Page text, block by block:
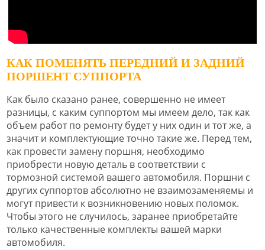
КАК ПОМЕНЯТЬ ПЕРЕДНИЙ И ЗАДНИЙ
ПОРШЕНТ СУППОРТА
Как было сказано ранее, совершенно не имеет
разницы, с каким суппортом мы имеем дело, так как
объем работ по ремонту будет у них один и тот же, а
значит и комплектующие точно такие же. Перед тем,
как провести замену поршня, необходимо
приобрести новую деталь в соответствии с
тормозной системой вашего автомобиля. Поршни с
других суппортов абсолютно не взаимозаменяемы и
могут привести к возникновению новых поломок.
Чтобы этого не случилось, заранее приобретайте
только качественные комплекты вашей марки
автомобиля.